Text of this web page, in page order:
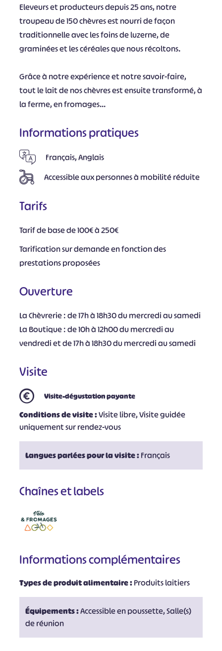
Eleveurs et producteurs depuis 25 ans, notre
troupeau de 150 chèvres est nourri de façon
traditionnelle avec les foins de luzerne, de
graminées et les céréales que nous récoltons.
Grâce à notre expérience et notre savoir-faire,
tout le lait de nos chèvres est ensuite transformé, à
la ferme, en fromages...
Informations pratiques
Français, Anglais
Accessible aux personnes à mobilité réduite
Tarifs
Tarif de base de 100€ à 250€
Tarification sur demande en fonction des
prestations proposées
Ouverture
La Chèvrerie : de 17h à 18h30 du mercredi au samedi
La Boutique : de 10h à 12h00 du mercredi au
vendredi et de 17h à 18h30 du mercredi au samedi
Visite
Visite-dégustation payante
Conditions de visite :Visite libre, Visite guidée
uniquement sur rendez-vous
Langues parlées pour la visite :Français
Chaînes et labels
Informations complémentaires
Types de produit alimentaire :Produits laitiers
Équipements :Accessible en poussette, Salle(s)
de réunion